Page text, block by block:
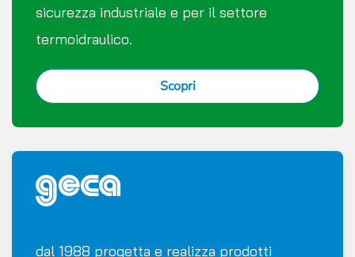
sicurezza industriale e per il settore
termoidraulico.
Scopri
dal 1988 progetta e realizza prodotti